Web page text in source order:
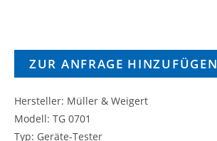
ZUR ANFRAGE HINZUFÜGEN
Hersteller: Müller & Weigert
Modell: TG 0701
Typ: Geräte-Tester